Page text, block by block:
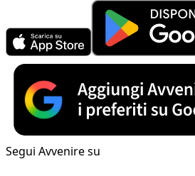
Segui Avvenire su